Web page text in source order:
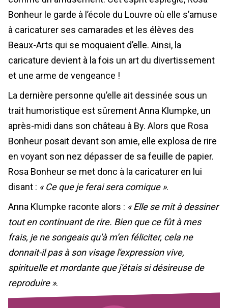
Bonheur le garde à l’école du Louvre où elle s’amuse
à caricaturer ses camarades et les élèves des
Beaux-Arts qui se moquaient d’elle. Ainsi, la
caricature devient à la fois un art du divertissement
et une arme de vengeance !
La dernière personne qu’elle ait dessinée sous un
trait humoristique est sûrement Anna Klumpke, un
après-midi dans son château à By. Alors que Rosa
Bonheur posait devant son amie, elle explosa de rire
en voyant son nez dépasser de sa feuille de papier.
Rosa Bonheur se met donc à la caricaturer en lui
disant : « Ce que je ferai sera comique ».
Anna Klumpke raconte alors : « Elle se mit à dessiner
tout en continuant de rire. Bien que ce fût à mes
frais, je ne songeais qu'à m’en féliciter, cela ne
donnait-il pas à son visage l'expression vive,
spirituelle et mordante que j'étais si désireuse de
reproduire ».